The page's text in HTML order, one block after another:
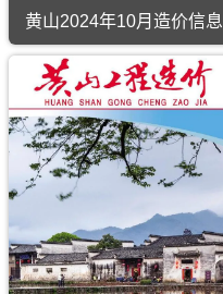
黄山2024年10月造价信息